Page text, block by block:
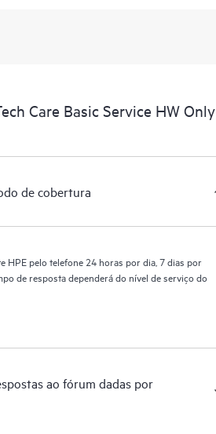
Care Basic Service HW Only
de cobertura
pelo telefone 24 horas por dia, 7 dias por
de resposta dependerá do nível de serviço do
ao fórum dadas por